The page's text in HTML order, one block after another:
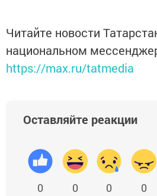
Читайте новости
национальном
https://max.ru/tatmedia
Оставляйте реакции
0 0 0 0